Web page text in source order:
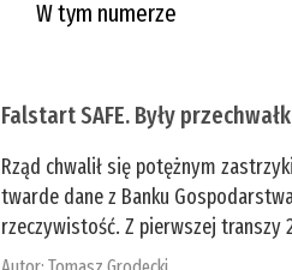
W tym numerze
Falstart SAFE. Były
Rząd chwalił się potężnym
twarde dane z Banku
rzeczywistość. Z pierwszej transzy